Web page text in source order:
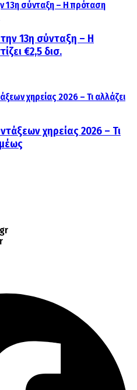
13η σύνταξη – Η
€2,5 δισ.
χηρείας 2026 – Τι